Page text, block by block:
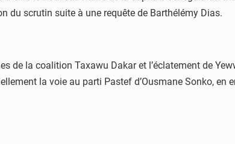
du scrutin suite à une requête de Barthélémy Dias.
de la coalition Taxawu Dakar et l’éclatement de
la voie au parti Pastef d’Ousmane Sonko, en